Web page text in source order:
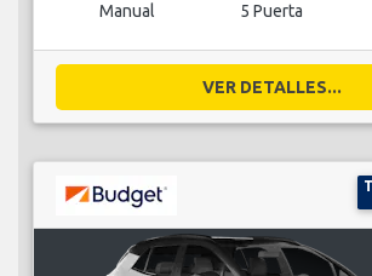
Manual 5 Puerta
VER DETALLES...